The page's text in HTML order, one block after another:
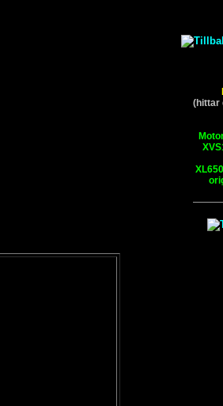
(hittar